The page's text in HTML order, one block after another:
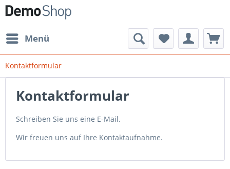
Menü
Kontaktformular
Kontaktformular
Schreiben Sie uns eine E-Mail.
Wir freuen uns auf Ihre Kontaktaufnahme.